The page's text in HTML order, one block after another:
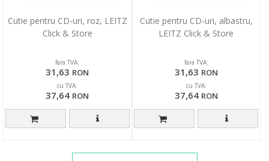
Cutie pentru CD-uri, roz, LEITZ
Click & Store
fara TVA:
31,63 RON
cu TVA:
37,64 RON
Cutie pentru CD-uri, albastru,
LEITZ Click & Store
fara TVA:
31,63 RON
cu TVA:
37,64 RON